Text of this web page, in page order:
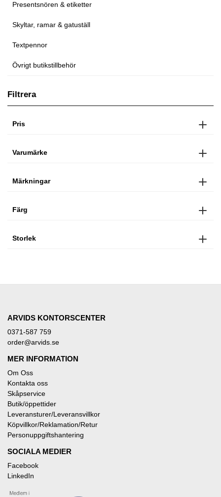
Presentsnören & etiketter
Skyltar, ramar & gatuställ
Textpennor
Övrigt butikstillbehör
Filtrera
Pris
Varumärke
Märkningar
Färg
Storlek
ARVIDS KONTORSCENTER
0371-587 759
order@arvids.se
MER INFORMATION
Om Oss
Kontakta oss
Skåpservice
Butik/öppettider
Leveransturer/Leveransvillkor
Köpvillkor/Reklamation/Retur
Personuppgiftshantering
SOCIALA MEDIER
Facebook
LinkedIn